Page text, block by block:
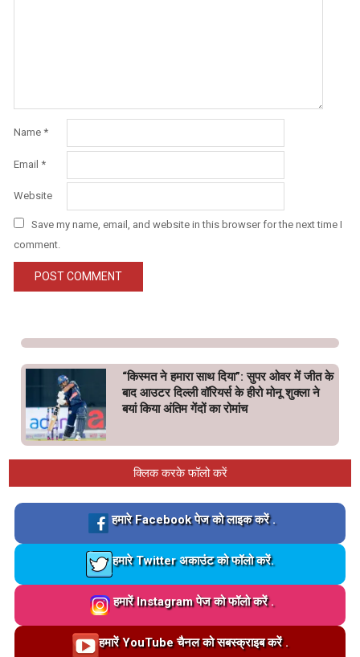
Name *
Email *
Website
Save my name, email, and website in this browser for the next time I
comment.
“किस्मत ने हमारा साथ दिया”: सुपर ओवर में जीत के
बाद आउटर दिल्ली वॉरियर्स के हीरो मोनू शुक्ला ने
बयां किया अंतिम गेंदों का रोमांच
क्लिक करके फॉलो करें
Loading…
हमारे Facebook पेज को लाइक करें .
Loading…
हमारे Twitter अकाउंट को फॉलो करें.
Loading…
हमारें Instagram पेज को फॉलो करें .
Loading…
हमारें YouTube चैनल को सबस्क्राइब करें .